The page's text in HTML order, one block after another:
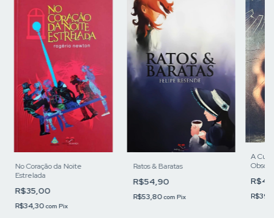
No Coração da Noite
Estrelada
R$35,00
R$34,30com Pix
Ratos & Baratas
R$54,90
R$53,80com Pix
A